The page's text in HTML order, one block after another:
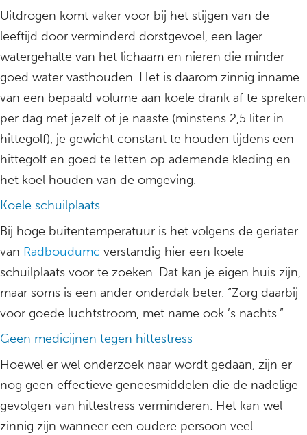
Uitdrogen komt vaker voor bij het stijgen van de
leeftijd door verminderd dorstgevoel, een lager
watergehalte van het lichaam en nieren die minder
goed water vasthouden. Het is daarom zinnig inname
van een bepaald volume aan koele drank af te spreken
per dag met jezelf of je naaste (minstens 2,5 liter in
hittegolf), je gewicht constant te houden tijdens een
hittegolf en goed te letten op ademende kleding en
het koel houden van de omgeving.
Koele schuilplaats
Bij hoge buitentemperatuur is het volgens de geriater
van Radboudumc verstandig hier een koele
schuilplaats voor te zoeken. Dat kan je eigen huis zijn,
maar soms is een ander onderdak beter. “Zorg daarbij
voor goede luchtstroom, met name ook ’s nachts.”
Geen medicijnen tegen hittestress
Hoewel er wel onderzoek naar wordt gedaan, zijn er
nog geen effectieve geneesmiddelen die de nadelige
gevolgen van hittestress verminderen. Het kan wel
zinnig zijn wanneer een oudere persoon veel